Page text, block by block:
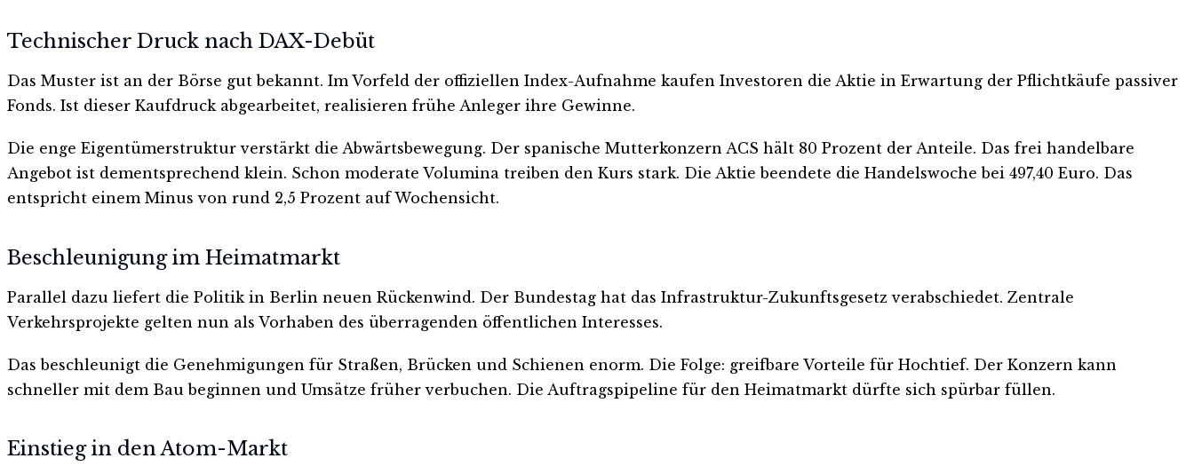
Technischer Druck nach DAX-Debüt
Das Muster ist an der Börse gut bekannt. Im Vorfeld der offiziellen Index-Aufnahme kaufen Investoren die Aktie in Erwartung der Pflichtkäufe passiver
Fonds. Ist dieser Kaufdruck abgearbeitet, realisieren frühe Anleger ihre Gewinne.
Die enge Eigentümerstruktur verstärkt die Abwärtsbewegung. Der spanische Mutterkonzern ACS hält 80 Prozent der Anteile. Das frei handelbare
Angebot ist dementsprechend klein. Schon moderate Volumina treiben den Kurs stark. Die Aktie beendete die Handelswoche bei 497,40 Euro. Das
entspricht einem Minus von rund 2,5 Prozent auf Wochensicht.
Beschleunigung im Heimatmarkt
Parallel dazu liefert die Politik in Berlin neuen Rückenwind. Der Bundestag hat das Infrastruktur-Zukunftsgesetz verabschiedet. Zentrale
Verkehrsprojekte gelten nun als Vorhaben des überragenden öffentlichen Interesses.
Das beschleunigt die Genehmigungen für Straßen, Brücken und Schienen enorm. Die Folge: greifbare Vorteile für Hochtief. Der Konzern kann
schneller mit dem Bau beginnen und Umsätze früher verbuchen. Die Auftragspipeline für den Heimatmarkt dürfte sich spürbar füllen.
Einstieg in den Atom-Markt